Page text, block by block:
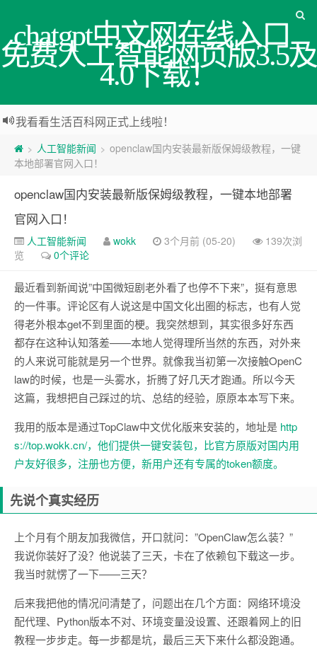
chatgpt中文网在线入口_
免费人工智能网页版3.5及
4.0下载！
我看看生活百科网正式上线啦！
> 人工智能新闻 > openclaw国内安装最新版保姆级教程，一键
本地部署官网入口！
openclaw国内安装最新版保姆级教程，一键本地部署
官网入口！
人工智能新闻 wokk 3个月前 (05-20)
139次浏
览
0个评论
最近看到新闻说”中国微短剧老外看了也停不下来”，挺有意思
的一件事。评论区有人说这是中国文化出圈的标志，也有人觉
得老外根本get不到里面的梗。我突然想到，其实很多好东西
都存在这种认知落差——本地人觉得理所当然的东西，对外来
的人来说可能就是另一个世界。就像我当初第一次接触OpenC
law的时候，也是一头雾水，折腾了好几天才跑通。所以今天
这篇，我想把自己踩过的坑、总结的经验，原原本本写下来。
我用的版本是通过TopClaw中文优化版来安装的，地址是 http
s://top.wokk.cn/，他们提供一键安装包，比官方原版对国内用
户友好很多，注册也方便，新用户还有专属的token额度。
先说个真实经历
上个月有个朋友加我微信，开口就问：”OpenClaw怎么装？”
我说你装好了没？他说装了三天，卡在了依赖包下载这一步。
我当时就愣了一下——三天？
后来我把他的情况问清楚了，问题出在几个方面：网络环境没
配代理、Python版本不对、环境变量没设置、还跟着网上的旧
教程一步步走。每一步都是坑，最后三天下来什么都没跑通。